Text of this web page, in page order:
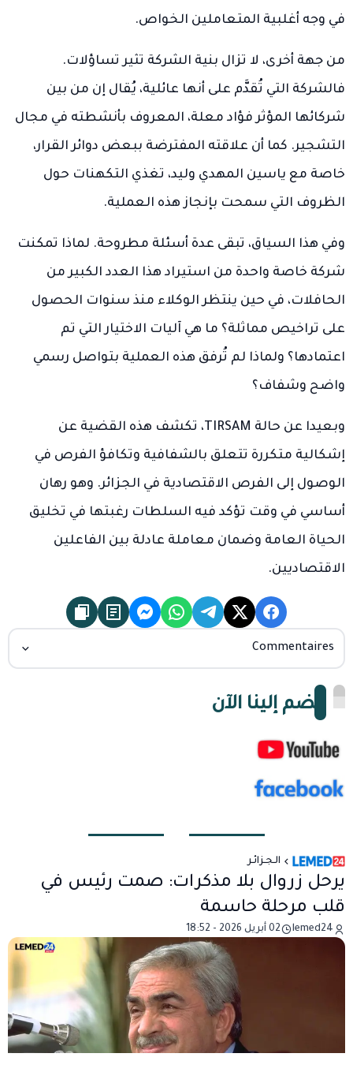
في وجه أغلبية المتعاملين الخواص.
من جهة أخرى، لا تزال بنية الشركة تثير تساؤلات.
فالشركة التي تُقدَّم على أنها عائلية، يُقال إن من بين
شركائها المؤثر فؤاد معلة، المعروف بأنشطته في مجال
التشجير. كما أن علاقته المفترضة ببعض دوائر القرار،
خاصة مع ياسين المهدي وليد، تغذي التكهنات حول
الظروف التي سمحت بإنجاز هذه العملية.
وفي هذا السياق، تبقى عدة أسئلة مطروحة. لماذا تمكنت
شركة خاصة واحدة من استيراد هذا العدد الكبير من
الحافلات، في حين ينتظر الوكلاء منذ سنوات الحصول
على تراخيص مماثلة؟ ما هي آليات الاختيار التي تم
اعتمادها؟ ولماذا لم تُرفق هذه العملية بتواصل رسمي
واضح وشفاف؟
وبعيدا عن حالة TIRSAM، تكشف هذه القضية عن
إشكالية متكررة تتعلق بالشفافية وتكافؤ الفرص في
الوصول إلى الفرص الاقتصادية في الجزائر. وهو رهان
أساسي في وقت تؤكد فيه السلطات رغبتها في تخليق
الحياة العامة وضمان معاملة عادلة بين الفاعلين
الاقتصاديين.
Commentaires
انضم إلينا الآن
الـجـزائـر
يرحل زروال بلا مذكرات: صمت رئيس في
قلب مرحلة حاسمة
lemed24 02 أبريل 2026 - 18:52